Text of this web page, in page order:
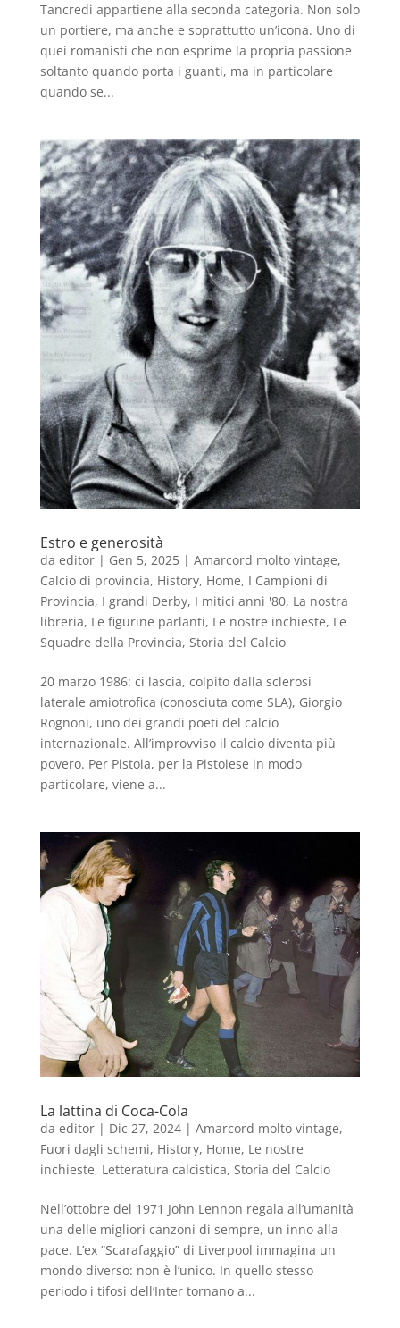
Tancredi appartiene alla seconda categoria. Non solo
un portiere, ma anche e soprattutto un’icona. Uno di
quei romanisti che non esprime la propria passione
soltanto quando porta i guanti, ma in particolare
quando se...
Estro e generosità
da editor| Gen 5, 2025| Amarcord molto vintage,
Calcio di provincia, History, Home, I Campioni di
Provincia, I grandi Derby, I mitici anni '80, La nostra
libreria, Le figurine parlanti, Le nostre inchieste, Le
Squadre della Provincia, Storia del Calcio
20 marzo 1986: ci lascia, colpito dalla sclerosi
laterale amiotrofica (conosciuta come SLA), Giorgio
Rognoni, uno dei grandi poeti del calcio
internazionale. All’improvviso il calcio diventa più
povero. Per Pistoia, per la Pistoiese in modo
particolare, viene a...
La lattina di Coca-Cola
da editor| Dic 27, 2024| Amarcord molto vintage,
Fuori dagli schemi, History, Home, Le nostre
inchieste, Letteratura calcistica, Storia del Calcio
Nell’ottobre del 1971 John Lennon regala all’umanità
una delle migliori canzoni di sempre, un inno alla
pace. L’ex “Scarafaggio” di Liverpool immagina un
mondo diverso: non è l’unico. In quello stesso
periodo i tifosi dell’Inter tornano a...